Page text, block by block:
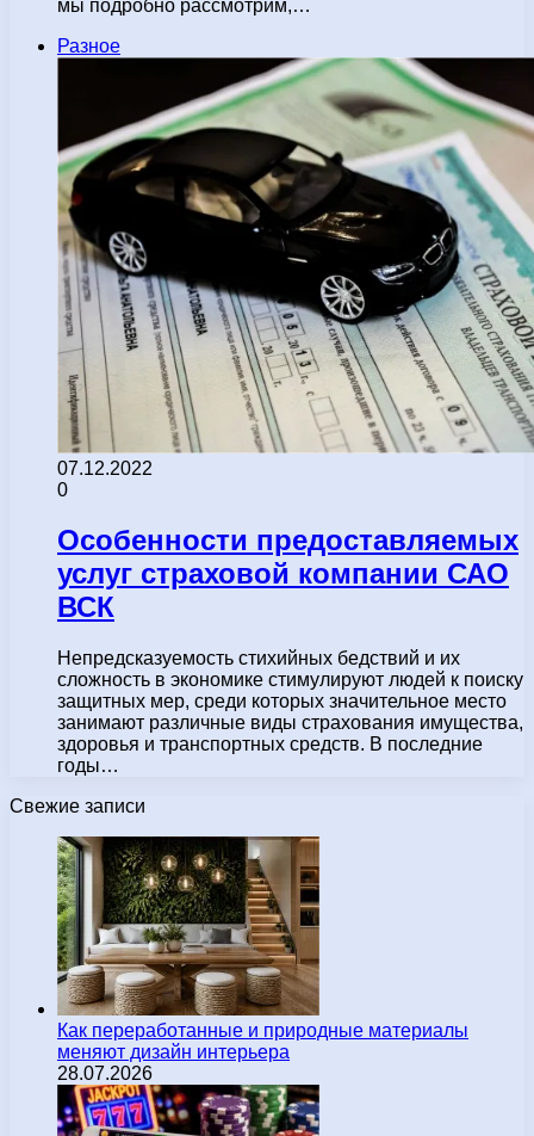
мы подробно рассмотрим,…
Разное
07.12.2022
0
Особенности предоставляемых
услуг страховой компании САО
ВСК
Непредсказуемость стихийных бедствий и их
сложность в экономике стимулируют людей к поиску
защитных мер, среди которых значительное место
занимают различные виды страхования имущества,
здоровья и транспортных средств. В последние
годы…
Свежие записи
Как переработанные и природные материалы
меняют дизайн интерьера
28.07.2026